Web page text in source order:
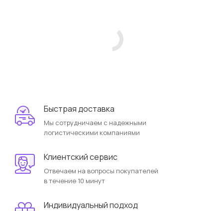
Быстрая доставка
Мы сотрудничаем с надежными
логистическими компаниями
Клиентский сервис
Отвечаем на вопросы покупателей
в течение 10 минут
Индивидуальный подход